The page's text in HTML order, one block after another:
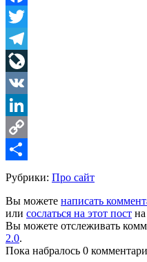
Facebook
Twitter
Telegram
LiveJournal
VK
LinkedIn
Copy
Link
Share
Рубрики: Про сайт
Вы можете написать
или сослаться на этот пост
Вы можете отслеживать
2.0.
Пока набралось 0